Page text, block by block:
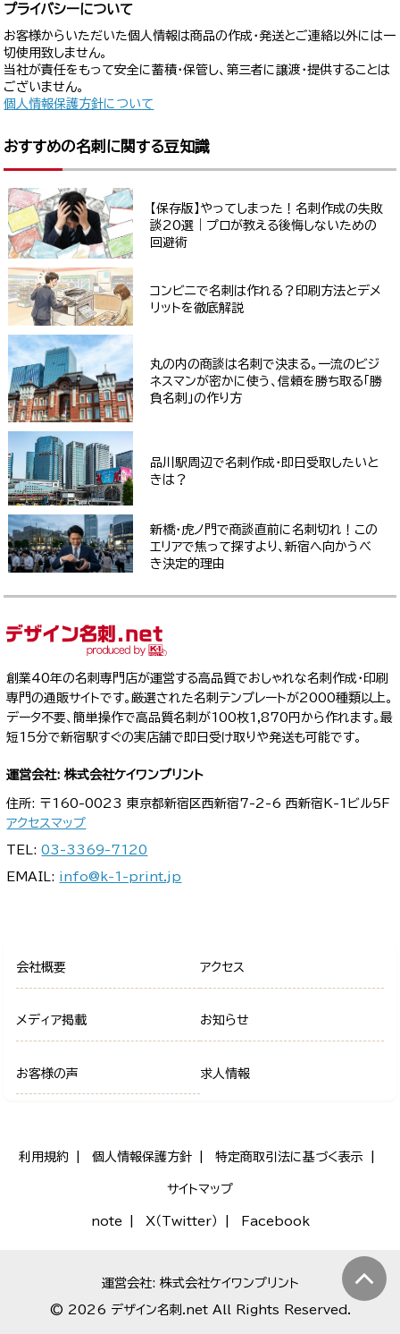
プライバシーについて
お客様からいただいた個人情報は商品の作成・発送とご連絡以外には一
切使用致しません。
当社が責任をもって安全に蓄積・保管し、第三者に譲渡・提供することは
ございません。
個人情報保護方針について
おすすめの名刺に関する豆知識
【保存版】やってしまった！名刺作成の失敗
談20選｜プロが教える後悔しないための
回避術
コンビニで名刺は作れる？印刷方法とデメ
リットを徹底解説
丸の内の商談は名刺で決まる。一流のビジ
ネスマンが密かに使う、信頼を勝ち取る「勝
負名刺」の作り方
品川駅周辺で名刺作成・即日受取したいと
きは？
新橋・虎ノ門で商談直前に名刺切れ！この
エリアで焦って探すより、新宿へ向かうべ
き決定的理由
創業40年の名刺専門店が運営する高品質でおしゃれな名刺作成・印刷
専門の通販サイトです。厳選された名刺テンプレートが2000種類以上。
データ不要、簡単操作で高品質名刺が100枚1,870円から作れます。最
短15分で新宿駅すぐの実店舗で即日受け取りや発送も可能です。
運営会社: 株式会社ケイワンプリント
住所: 〒160-0023 東京都新宿区西新宿7-2-6 西新宿K-1ビル5F
アクセスマップ
TEL:03-3369-7120
EMAIL: info@k-1-print.jp
会社概要 アクセス
メディア掲載 お知らせ
お客様の声 求人情報
利用規約 個人情報保護方針 特定商取引法に基づく表示
サイトマップ
note X（Twitter） Facebook
運営会社: 株式会社ケイワンプリント
© 2026 デザイン名刺.net All Rights Reserved.